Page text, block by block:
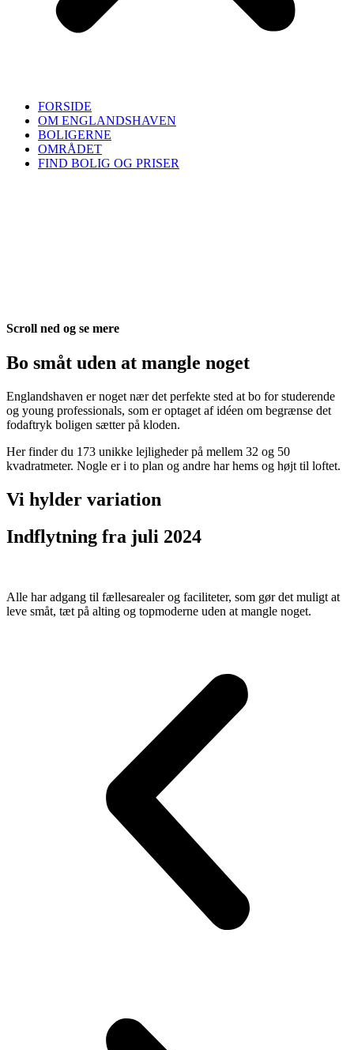
FORSIDE
OM ENGLANDSHAVEN
BOLIGERNE
OMRÅDET
FIND BOLIG OG PRISER
Scroll ned og se mere
Bo småt uden at mangle noget
Englandshaven er noget nær det perfekte sted at bo for studerende
og young professionals, som er optaget af idéen om begrænse det
fodaftryk boligen sætter på kloden.
Her finder du 173 unikke lejligheder på mellem 32 og 50
kvadratmeter. Nogle er i to plan og andre har hems og højt til loftet.
Vi hylder variation
Indflytning fra juli 2024
Alle har adgang til fællesarealer og faciliteter, som gør det muligt at
leve småt, tæt på alting og topmoderne uden at mangle noget.